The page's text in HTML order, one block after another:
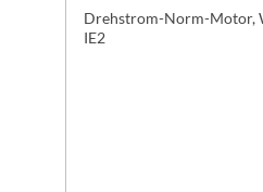
Drehstrom-Norm-Motor,
IE2